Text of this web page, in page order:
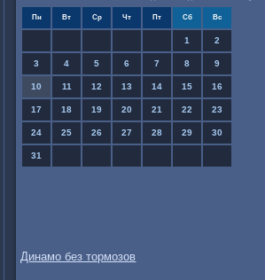
Пн Вт Ср Чт Пт Сб Вс
1 2
3 4 5 6 7 8 9
10 11 12 13 14 15 16
17 18 19 20 21 22 23
24 25 26 27 28 29 30
31
Динамо без тормозов